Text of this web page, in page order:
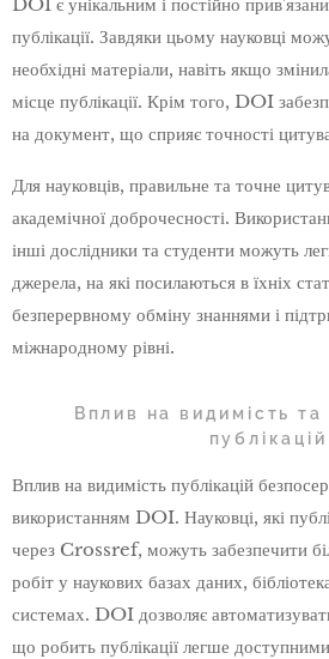
публікації. Завдяки цьому науковці
необхідні матеріали, навіть якщо
місце публікації. Крім того, DOI
на документ, що сприяє точності
Для науковців, правильне та точне
академічної доброчесності.
інші дослідники та студенти можуть
джерела, на які посилаються в їхніх
безперервному обміну знаннями і
міжнародному рівні.
Вплив на видимість та
публікацій
Вплив на видимість публікацій
використанням DOI. Науковці, які
через Crossref, можуть забезпечити
робіт у наукових базах даних,
системах. DOI дозволяє
що робить публікації легше доступними